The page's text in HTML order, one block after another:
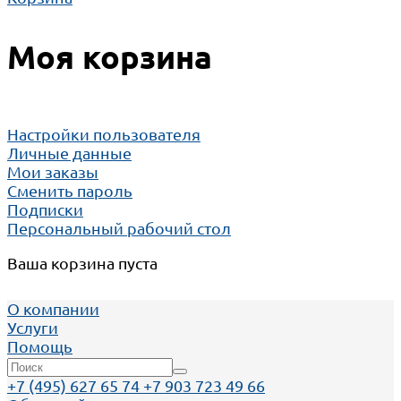
Моя корзина
Настройки пользователя
Личные данные
Мои заказы
Сменить пароль
Подписки
Персональный рабочий стол
Ваша корзина пуста
О компании
Услуги
Помощь
+7 (495) 627 65 74 +7 903 723 49 66